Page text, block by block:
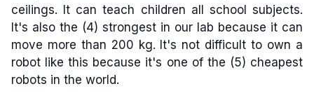
ceilings. It can teach children all school subjects.
It's also the (4) strongest in our lab because it can
move more than 200 kg. It's not difficult to own a
robot like this because it's one of the (5) cheapest
robots in the world.